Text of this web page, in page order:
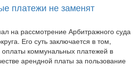
платежи не заменят
на рассмотрение Арбитражного суда
Его суть заключается в том,
оплаты коммунальных платежей в
арендной платы за пользование